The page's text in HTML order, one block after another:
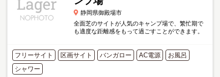
静岡県御殿場市
全面芝のサイトが人気のキャンプ場で、繁忙期で
も適度な距離感をもって過ごすことができます。
眺望を芝のサイト...
フリーサイト 区画サイト バンガロー AC電源
お風呂
シャワー